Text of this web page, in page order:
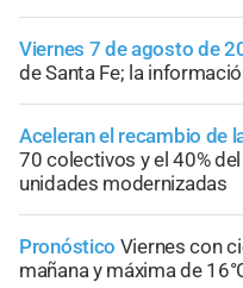
Viernes 7 de agosto de
de Santa Fe; la
Aceleran el recambio de
70 colectivos y el 40%
unidades modernizadas
Pronóstico Viernes con
mañana y máxima de